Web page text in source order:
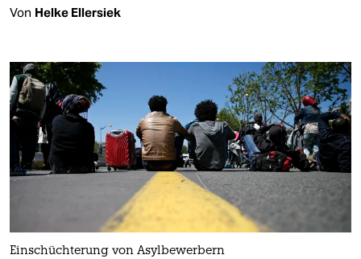
Von Helke Ellersiek
Einschüchterung von Asylbewerbern